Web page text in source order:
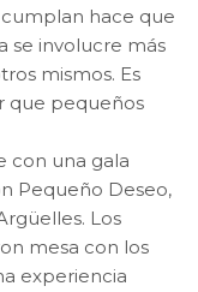
hace que
se involucre más
mismos. Es
que pequeños
con una gala
Pequeño Deseo,
Los
mesa con los
experiencia